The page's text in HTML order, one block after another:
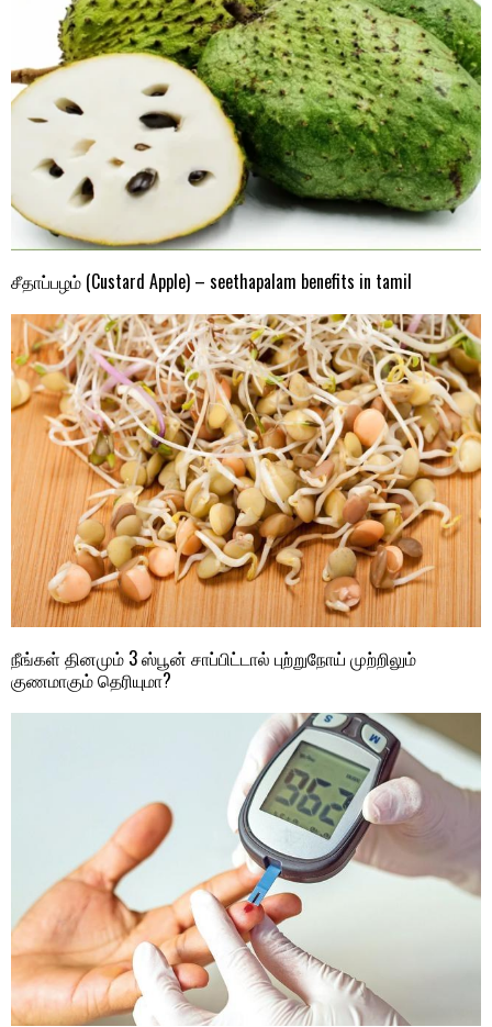
சீதாப்பழம் (Custard Apple) – seethapalam benefits in tamil
நீங்கள் தினமும் 3 ஸ்பூன் சாப்பிட்டால் புற்றுநோய் முற்றிலும்
குணமாகும் தெரியுமா?